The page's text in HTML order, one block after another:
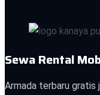
Sewa Rental
Armada terbaru gratis